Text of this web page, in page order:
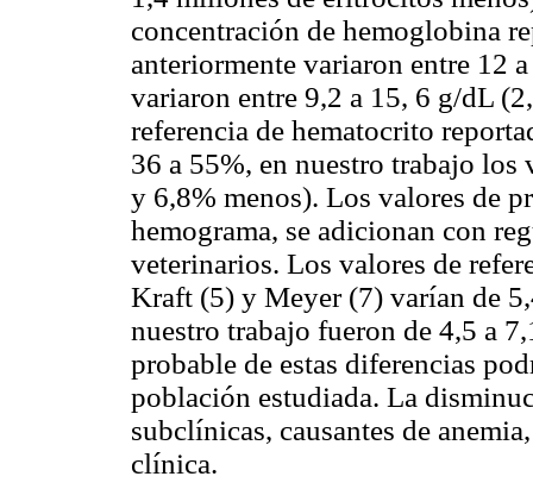
concentración de hemoglobina
anteriormente variaron entre 12
variaron entre 9,2 a 15, 6 g/dL
referencia de hematocrito
36 a 55%, en nuestro trabajo
y 6,8% menos). Los valores de
hemograma, se adicionan con
veterinarios. Los valores de
Kraft (5) y Meyer (7) varían de
nuestro trabajo fueron de 4,5 a
probable de estas diferencias
población estudiada. La
subclínicas, causantes de
clínica.